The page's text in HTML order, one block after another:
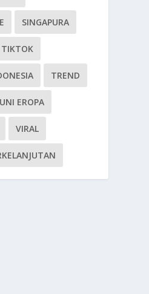
SINGAPURA
TIKTOK
TREND
UNI EROPA
VIRAL